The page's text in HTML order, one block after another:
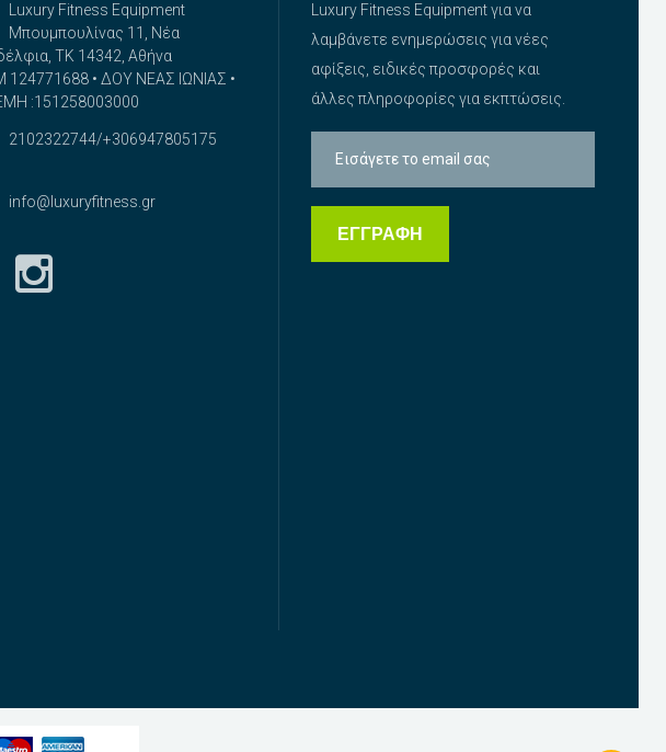
Luxury Fitness Equipment
Μπουμπουλίνας 11, Νέα
ΤΚ 14342, Αθήνα
124771688 • ΔΟΥ ΝΕΑΣ ΙΩΝΙΑΣ •
:151258003000
2102322744/+306947805175
info@luxuryfitness.gr
Luxury Fitness Equipment για να
λαμβάνετε ενημερώσεις για νέες
αφίξεις, ειδικές προσφορές και
άλλες πληροφορίες για εκπτώσεις.